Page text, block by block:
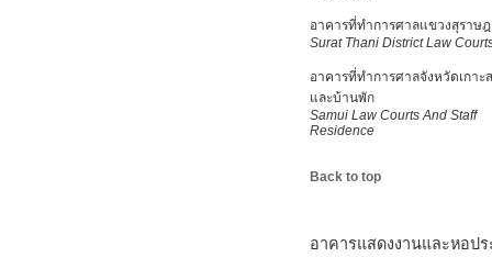
อาคารที่ทำการศาลแขวงสุราษ
Surat Thani District Law
อาคารที่ทำการศาลจังหวัดเกาะ
และบ้านพัก
Samui Law Courts And Staff
Residence
Back to top
อาคารแสดงงานและหอป